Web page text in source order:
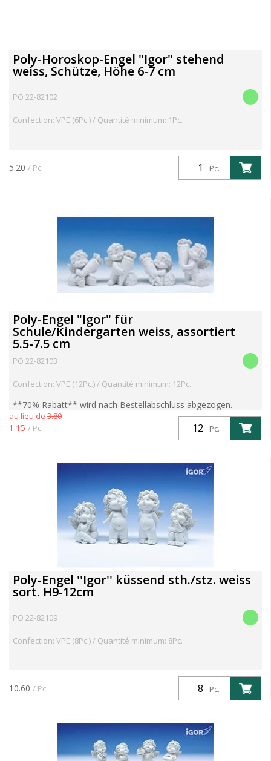
Poly-Horoskop-Engel "Igor" stehend
weiss, Schütze, Höhe 6-7 cm
PO 22-82102
Confection: VPE (6Pc.) / Quantité minimum: 1Pc.
Pc.
5.20 / Pc.
Poly-Engel "Igor" für
Schule/Kindergarten weiss, assortiert
5.5-7.5 cm
PO 22-82103
Confection: VPE (12Pc.) / Quantité minimum: 12Pc.
**70% Rabatt** wird nach Bestellabschluss abgezogen.
ACHTUNG ENDKUNDENPREIS wird angezeigt,
HÄNDLERPREIS wird nach Bestellabschluss korrigiert
Pc.
au lieu de 3.80
1.15 / Pc.
Poly-Engel ''Igor'' küssend sth./stz. weiss
sort. H9-12cm
PO 22-82109
Confection: VPE (8Pc.) / Quantité minimum: 8Pc.
Pc.
10.60 / Pc.